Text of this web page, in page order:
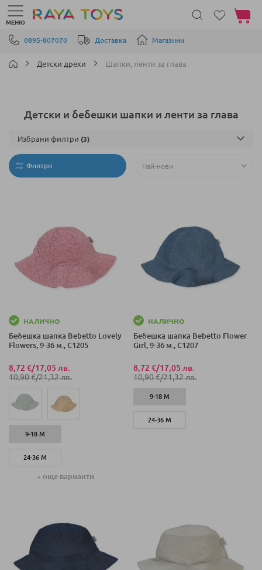
Прескачане към съдържанието
0895-807070 Доставка Магазини
МЕНЮ
Моята
Детски дрехи Шапки, ленти за глава
Детски и бебешки шапки и ленти за глава
Филтри
НАЛИЧНО
Бебешка шапка Bebetto Lovely
Flowers, 9-36 м., C1205
8,72 €/17,05 лв.
10,90 €/21,32 лв.
9-18 М
24-36 М
+ още варианти
НАЛИЧНО
Бебешка шапка Bebetto Flower
Girl, 9-36 м., C1207
8,72 €/17,05 лв.
10,90 €/21,32 лв.
9-18 М
24-36 М
Избрани филтри